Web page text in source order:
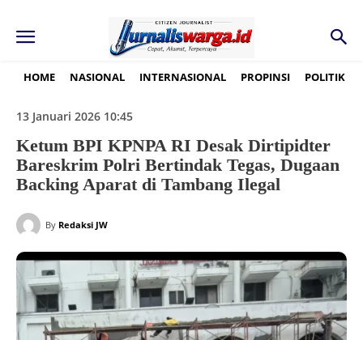
HOME NASIONAL INTERNASIONAL PROPINSI POLITIK
13 Januari 2026 10:45
Ketum BPI KPNPA RI Desak Dirtipidter
Bareskrim Polri Bertindak Tegas, Dugaan
Backing Aparat di Tambang Ilegal
By Redaksi JW